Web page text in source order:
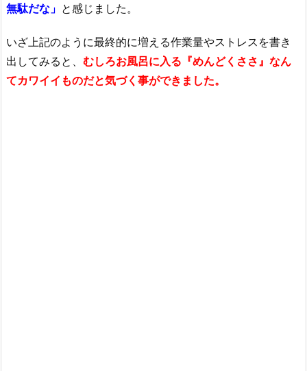
無駄だな」 と感じました。
いざ上記のように最終的に増える作業量やストレスを書き
出してみると、 むしろお風呂に入る『めんどくささ』なん
てカワイイものだと気づく事ができました。